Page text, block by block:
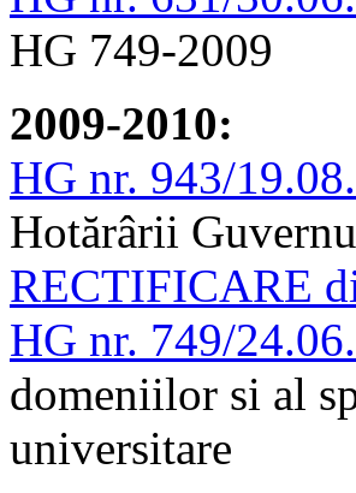
HG 749-2009
2009-2010:
HG nr. 943/
Hotărârii
RECTIFICARE
HG nr. 749/
domeniilor si al
universitare